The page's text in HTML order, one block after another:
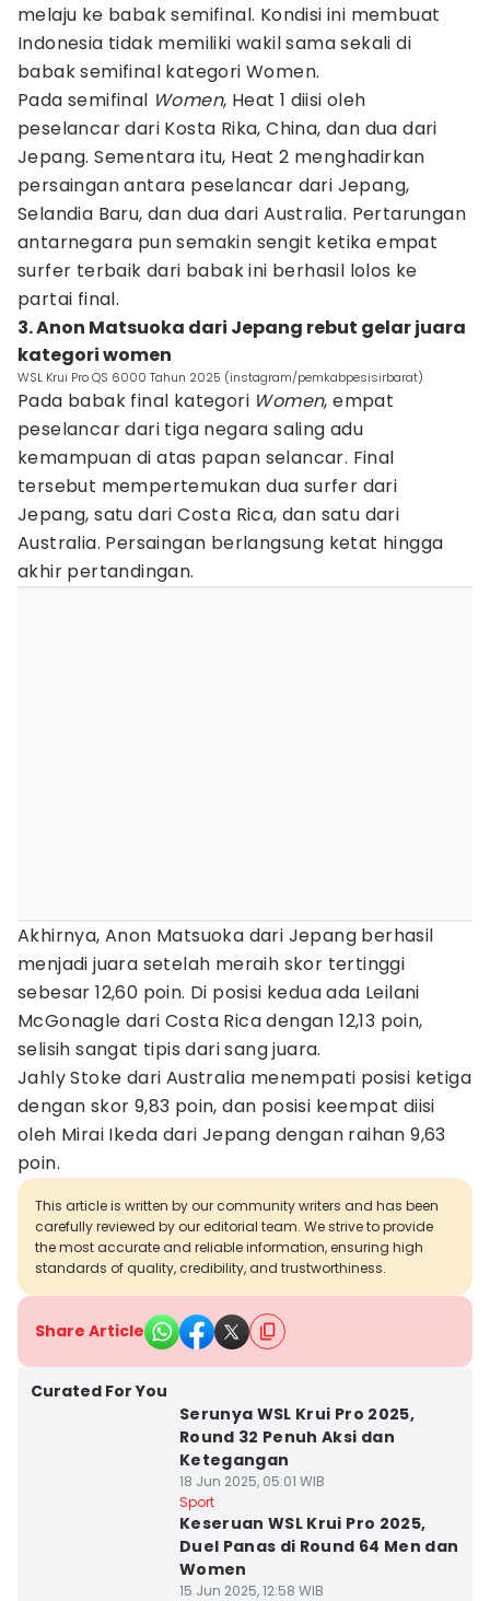
melaju ke babak semifinal. Kondisi ini membuat
Indonesia tidak memiliki wakil sama sekali di
babak semifinal kategori Women.
Pada semifinal Women, Heat 1 diisi oleh
peselancar dari Kosta Rika, China, dan dua dari
Jepang. Sementara itu, Heat 2 menghadirkan
persaingan antara peselancar dari Jepang,
Selandia Baru, dan dua dari Australia. Pertarungan
antarnegara pun semakin sengit ketika empat
surfer terbaik dari babak ini berhasil lolos ke
partai final.
3. Anon Matsuoka dari Jepang rebut gelar juara
kategori women
WSL Krui Pro QS 6000 Tahun 2025 (instagram/pemkabpesisirbarat)
Pada babak final kategori Women, empat
peselancar dari tiga negara saling adu
kemampuan di atas papan selancar. Final
tersebut mempertemukan dua surfer dari
Jepang, satu dari Costa Rica, dan satu dari
Australia. Persaingan berlangsung ketat hingga
akhir pertandingan.
Akhirnya, Anon Matsuoka dari Jepang berhasil
menjadi juara setelah meraih skor tertinggi
sebesar 12,60 poin. Di posisi kedua ada Leilani
McGonagle dari Costa Rica dengan 12,13 poin,
selisih sangat tipis dari sang juara.
Jahly Stoke dari Australia menempati posisi ketiga
dengan skor 9,83 poin, dan posisi keempat diisi
oleh Mirai Ikeda dari Jepang dengan raihan 9,63
poin.
This article is written by our community writers and has been
carefully reviewed by our editorial team. We strive to provide
the most accurate and reliable information, ensuring high
standards of quality, credibility, and trustworthiness.
Share Article
Curated For You
Serunya WSL Krui Pro 2025,
Round 32 Penuh Aksi dan
Ketegangan
18 Jun 2025, 05:01 WIB
Sport
Keseruan WSL Krui Pro 2025,
Duel Panas di Round 64 Men dan
Women
15 Jun 2025, 12:58 WIB